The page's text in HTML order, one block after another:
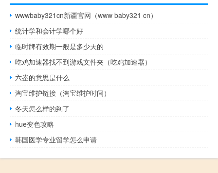
wwwbaby321cn新疆官网（www baby321 cn）
统计学和会计学哪个好
临时牌有效期一般是多少天的
吃鸡加速器找不到游戏文件夹（吃鸡加速器）
六峜的意思是什么
淘宝维护链接（淘宝维护时间）
冬天怎么样的到了
hue变色攻略
韩国医学专业留学怎么申请